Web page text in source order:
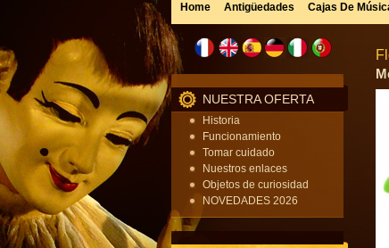
Home Antigüedades Cajas De
NUESTRA OFERTA
Historia
Funcionamiento
Tomar cuidado
Nuestros enlaces
Objetos de curiosidad
NOVEDADES 2026